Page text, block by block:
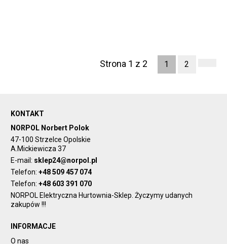
Strona 1 z 2 1 2
KONTAKT
NORPOL Norbert Polok
47-100 Strzelce Opolskie
A.Mickiewicza 37
E-mail: sklep24@norpol.pl
Telefon:+48 509 457 074
Telefon:+48 603 391 070
NORPOL Elektryczna Hurtownia-Sklep. Życzymy udanych
zakupów !!!
INFORMACJE
O nas